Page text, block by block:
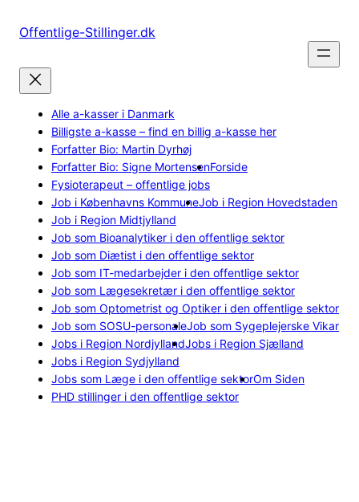
Offentlige-Stillinger.dk
Alle a-kasser i Danmark
Billigste a-kasse – find en billig a-kasse her
Forfatter Bio: Martin Dyrhøj
Forfatter Bio: Signe MortensenForside
Fysioterapeut – offentlige jobs
Job i Københavns KommuneJob i Region Hovedstaden
Job i Region Midtjylland
Job som Bioanalytiker i den offentlige sektor
Job som Diætist i den offentlige sektor
Job som IT-medarbejder i den offentlige sektor
Job som Lægesekretær i den offentlige sektor
Job som Optometrist og Optiker i den offentlige sektor
Job som SOSU-personaleJob som Sygeplejerske Vikar
Jobs i Region NordjyllandJobs i Region Sjælland
Jobs i Region Sydjylland
Jobs som Læge i den offentlige sektorOm Siden
PHD stillinger i den offentlige sektor